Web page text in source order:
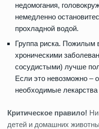
недомогания,
немедленно
прохладной водой.
Группа риска. Пожилым
хроническими
сосудистыми) лучше
Если это невозможно –
необходимые
Критическое правило!
детей и домашних